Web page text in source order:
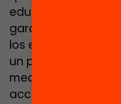
educativas más
garantizamos que
los espacios
un proyecto
medidas de
acceso a los